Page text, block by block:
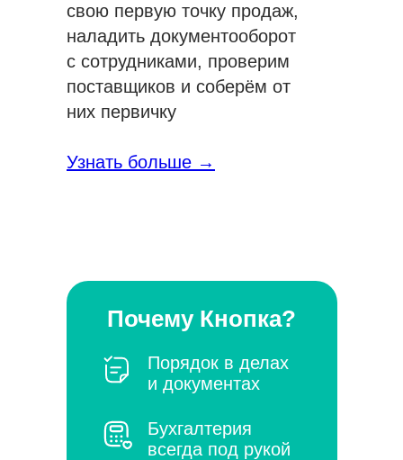
свою первую точку продаж,
наладить документооборот
с сотрудниками, проверим
поставщиков и соберём от
них первичку
Узнать больше →
Почему Кнопка?
Бухгалтерия
всегда под рукой
Порядок в делах
и документах